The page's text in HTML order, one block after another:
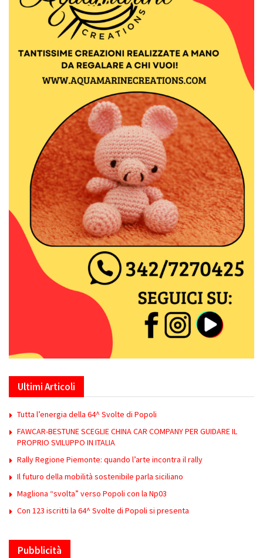
Ultimi Articoli
Tutta l’energia della 64^ Svolte di Popoli
FAWCAR-BESTUNE SCEGLIE CHINA CAR COMPANY PER GUIDARE IL
PROPRIO SVILUPPO IN ITALIA
Rally Regione Piemonte: quando l’arte incontra il rally
Il futuro della mobilità sostenibile parla siciliano
Magliona “svolta” verso Popoli con la Np03
Con 123 iscritti la 64^ Svolte di Popoli si presenta
Pubblicità